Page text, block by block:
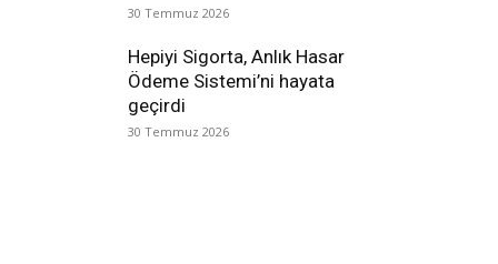
30 Temmuz 2026
Hepiyi Sigorta, Anlık Hasar
Ödeme Sistemi’ni hayata
geçirdi
30 Temmuz 2026